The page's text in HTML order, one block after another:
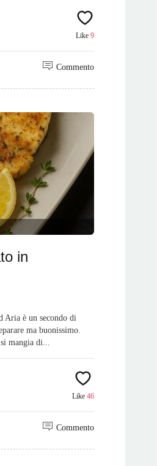
Like 9
Commento
in
Aria è un secondo di
ma buonissimo.
mangia di...
Like 46
Commento